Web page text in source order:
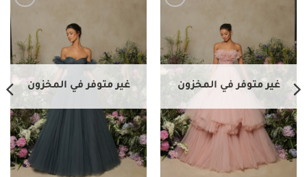
غير متوفر في المخزون
Add to
wishlist
غير متوفر في المخزون